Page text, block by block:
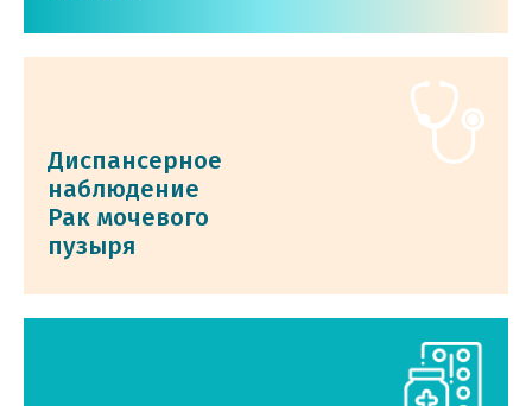
Диспансерное
наблюдение
Рак мочевого
пузыря